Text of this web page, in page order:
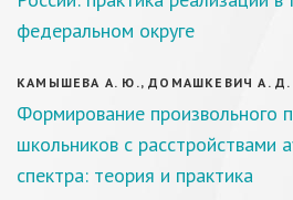
федеральном округе
КАМЫШЕВА А. Ю., ДОМАШКЕВИЧ А. Д.
Формирование произвольного
школьников с расстройствами
спектра: теория и практика